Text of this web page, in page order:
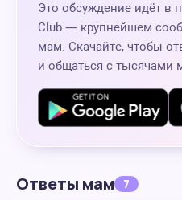
Это обсуждение идёт в
Club — крупнейшем
мам. Скачайте, чтобы
и общаться с тысячами
Ответы мам 7